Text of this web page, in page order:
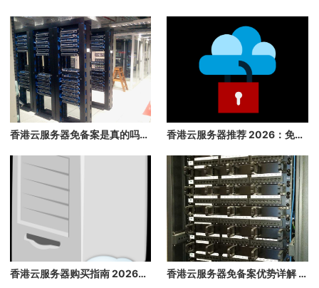
香港云服务器免备案是真的吗？2026 年最详细的免备案指南，3 分钟快速上线 香港云服务器推荐 2026：免备案、速度快、稳定性高的香港云主机推荐
香港云服务器购买指南 2026：免备案、高速、稳定的海外云主机推荐 香港云服务器免备案优势详解 2026：快速上线，无需等待备案